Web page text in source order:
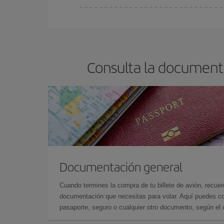
Consulta la
Documentación general
Cuando termines la compra de tu billete de avión,
documentación que necesitas para volar. Aquí puedes
pasaporte, seguro o cualquier otro documento, según